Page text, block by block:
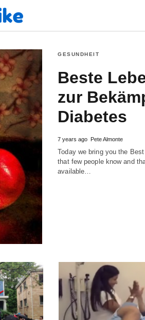
GESUNDHEIT
Beste
zur
Diabetes
7years ago Pete Almonte
Today we bring you the
that few people know and
available…